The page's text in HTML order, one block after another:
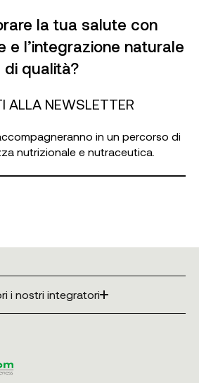
la tua salute con
e l’integrazione naturale
di qualità?
ALLA NEWSLETTER
in un percorso di
nutrizionale e nutraceutica.
i nostri integratori